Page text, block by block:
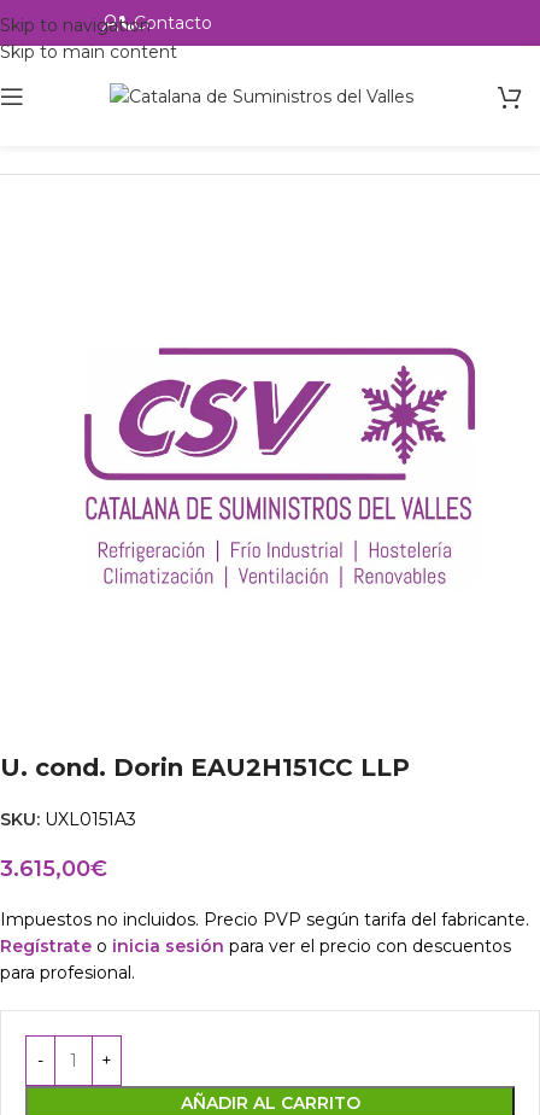
Skip to navigation
Skip to main content
Contacto
U. cond. Dorin EAU2H151CC LLP
SKU: UXL0151A3
3.615,00€
Impuestos no incluidos. Precio PVP según tarifa del fabricante.
Regístrate o inicia sesión para ver el precio con descuentos
para profesional.
AÑADIR AL CARRITO